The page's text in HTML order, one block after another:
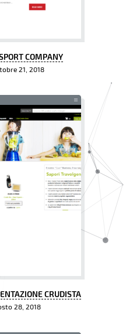
COMPANY
21, 2018
CRUDISTA
28, 2018